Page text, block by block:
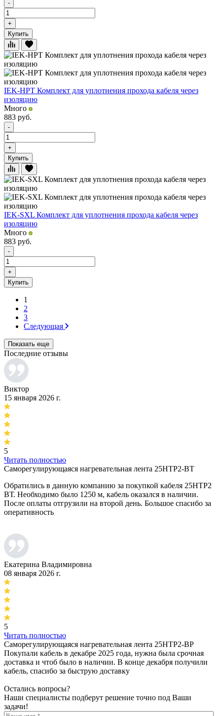
-
+
Купить
IEK-HPT Комплект для уплотнения прохода кабеля через
изоляцию
Много
883 руб.
-
+
Купить
IEK-SXL Комплект для уплотнения прохода кабеля через
изоляцию
Много
883 руб.
-
+
Купить
1
2
3
Следующая
Показать еще
Последние отзывы
Виктор
15 января 2026 г.
5
Читать полностью
Саморегулирующаяся нагревательная лента 25НТР2-ВТ
Обратились в данную компанию за покупкой кабеля 25НТР2
ВТ. Необходимо было 1250 м, кабель оказался в наличии.
После оплаты отгрузили на второй день. Большое спасибо за
оперативность
Екатерина Владимировна
08 января 2026 г.
5
Читать полностью
Саморегулирующаяся нагревательная лента 25НТР2-ВР
Покупали кабель в декабре 2025 года, нужна была срочная
доставка и чтоб было в наличии. В конце декабря получили
кабель, спасибо за быструю доставку
Остались вопросы?
Наши специалисты подберут решение точно под Ваши
задачи!